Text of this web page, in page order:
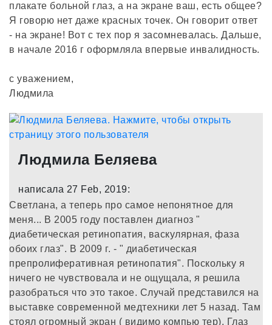
плакате больной глаз, а на экране ваш, есть общее?
Я говорю нет даже красных точек. Он говорит ответ
- на экране! Вот с тех пор я засомневалась. Дальше,
в начале 2016 г оформляла впервые инвалидность.
с уважением,
Людмила
Людмила Беляева
написала 27 Feb, 2019:
Светлана, а теперь про самое непонятное для
меня... В 2005 году поставлен диагноз "
диабетическая ретинопатия, васкулярная, фаза
обоих глаз". В 2009 г. - " диабетическая
препролиферативная ретинопатия". Поскольку я
ничего не чувствовала и не ощущала, я решила
разобраться что это такое. Случай представился на
выставке современной медтехники лет 5 назад. Там
стоял огромный экран ( видимо компью тер). Глаз